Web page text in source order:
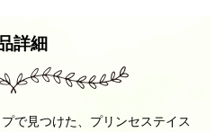
詳細
で見つけた、プリンセステイス